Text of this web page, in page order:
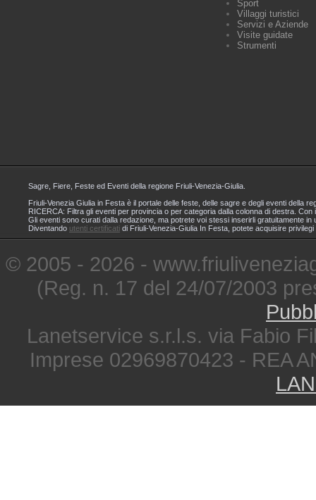
Sport
Villaggi turistici
Servizi e Aziende
Visite guidate
Strumenti
Sagre, Fiere, Feste ed Eventi della regione Friuli-Venezia-Giulia.
Friuli-Venezia Giulia in Festa è il portale delle feste, delle sagre e degli eventi della
RICERCA: Filtra gli eventi per provincia o per categoria dalla colonna di destra.
Gli eventi sono curati dalla redazione, ma potrete voi stessi inserirli gratuitamente
Diventando utenti certificati di Friuli-Venezia-Giulia In Festa, potete acquisire
© 2005 - 2026 -
(Reg. n. 17 del 24/07/2003
Lanetservice s.r.l.s. via Fabio
Imprese 02969870423 - REA